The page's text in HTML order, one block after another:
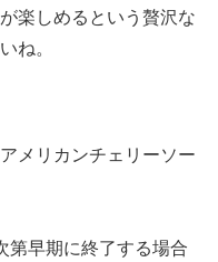
楽しめるという贅沢な
ね。
メリカンチェリーソー
第早期に終了する場合